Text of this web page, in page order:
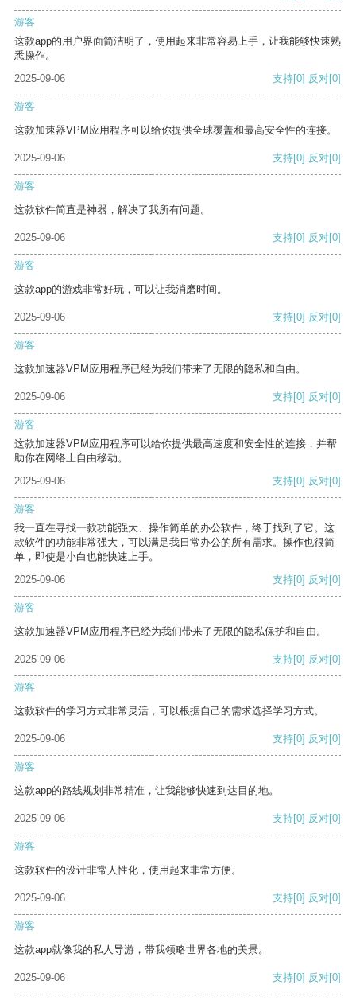
游客
这款app的用户界面简洁明了，使用起来非常容易上手，让我能够快速熟
悉操作。
2025-09-06
支持[0] 反对[0]
游客
这款加速器VPM应用程序可以给你提供全球覆盖和最高安全性的连接。
2025-09-06 支持[0] 反对[0]
游客
这款软件简直是神器，解决了我所有问题。
2025-09-06 支持[0] 反对[0]
游客
这款app的游戏非常好玩，可以让我消磨时间。
2025-09-06 支持[0] 反对[0]
游客
这款加速器VPM应用程序已经为我们带来了无限的隐私和自由。
2025-09-06 支持[0] 反对[0]
游客
这款加速器VPM应用程序可以给你提供最高速度和安全性的连接，并帮
助你在网络上自由移动。
2025-09-06
支持[0] 反对[0]
游客
我一直在寻找一款功能强大、操作简单的办公软件，终于找到了它。这
款软件的功能非常强大，可以满足我日常办公的所有需求。操作也很简
单，即使是小白也能快速上手。
2025-09-06
支持[0] 反对[0]
游客
这款加速器VPM应用程序已经为我们带来了无限的隐私保护和自由。
2025-09-06 支持[0] 反对[0]
游客
这款软件的学习方式非常灵活，可以根据自己的需求选择学习方式。
2025-09-06 支持[0] 反对[0]
游客
这款app的路线规划非常精准，让我能够快速到达目的地。
2025-09-06 支持[0] 反对[0]
游客
这款软件的设计非常人性化，使用起来非常方便。
2025-09-06 支持[0] 反对[0]
游客
这款app就像我的私人导游，带我领略世界各地的美景。
2025-09-06 支持[0] 反对[0]